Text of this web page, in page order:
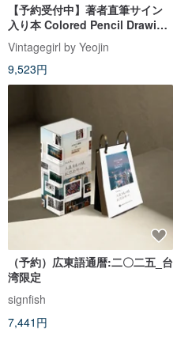
【予約受付中】著者直筆サイン
入り本 Colored Pencil Drawing
with Yeojin
Vintagegirl by Yeojin
9,523円
（予約）広東語通暦:二〇二五_台
湾限定
signfish
7,441円